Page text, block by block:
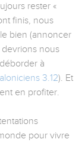
rester «
finis, nous
bien (annoncer
nous
à
3.12). Et
en profiter.
pour vivre